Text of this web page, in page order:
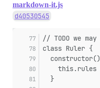
markdown-it.js
d40530545
// TODO we
class Ruler {
this.rules
  }